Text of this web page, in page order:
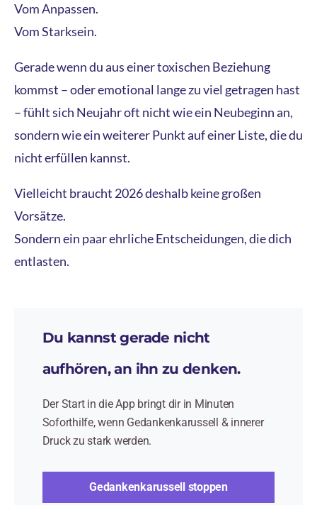
Vom Anpassen.
Vom Starksein.
Gerade wenn du aus einer toxischen Beziehung
kommst – oder emotional lange zu viel getragen hast
– fühlt sich Neujahr oft nicht wie ein Neubeginn an,
sondern wie ein weiterer Punkt auf einer Liste, die du
nicht erfüllen kannst.
Vielleicht braucht 2026 deshalb keine großen
Vorsätze.
Sondern ein paar ehrliche Entscheidungen, die dich
entlasten.
Du kannst gerade nicht
aufhören, an ihn zu denken.
Der Start in die App bringt dir in Minuten
Soforthilfe, wenn Gedankenkarussell & innerer
Druck zu stark werden.
Gedankenkarussell stoppen